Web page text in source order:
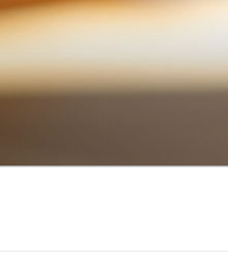
Zum
Inhalt
springen